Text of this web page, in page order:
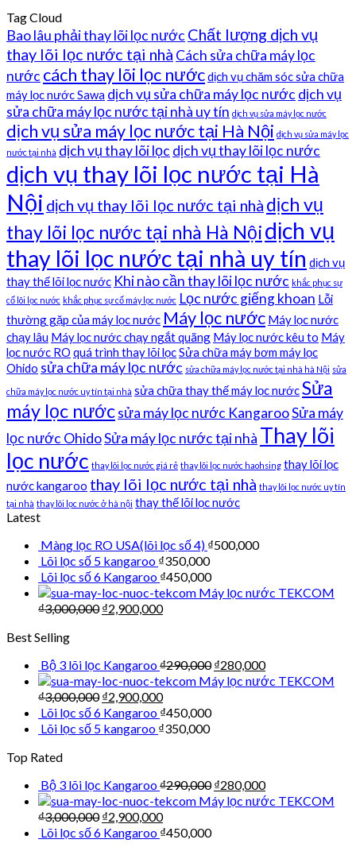
Tag Cloud
Bao lâu phải thay lõi lọc nước Chất lượng dịch vụ
thay lõi lọc nước tại nhà Cách sửa chữa máy lọc
nước cách thay lõi lọc nướcdịch vụ chăm sóc sửa chữa
máy lọc nước Sawa dịch vụ sửa chữa máy lọc nước dịch vụ
sửa chữa máy lọc nước tại nhà uy tín dịch vụ sửa máy lọc nước
dịch vụ sửa máy lọc nước tại Hà Nội dịch vụ sửa máy lọc
nước tại nhà dịch vụ thay lõi lọc dịch vụ thay lõi lọc nước
dịch vụ thay lõi lọc nước tại Hà
Nội dịch vụ thay lõi lọc nước tại nhà dịch vụ
thay lõi lọc nước tại nhà Hà Nộidịch vụ
thay lõi lọc nước tại nhà uy tín dịch vụ
thay thế lõi lọc nước Khi nào cần thay lõi lọc nước khắc phục sự
cố lõi lọc nước khắc phục sự cố máy lọc nước Lọc nước giếng khoan Lỗi
thường gặp của máy lọc nước Máy lọc nước Máy lọc nước
chạy lâu Máy lọc nước chạy ngắt quãng Máy lọc nước kêu to Máy
lọc nước RO quá trình thay lõi lọcSửa chữa máy bơm máy lọc
Ohido sửa chữa máy lọc nước sửa chữa máy lọc nước tại nhà hà Nội sửa
chữa máy lọc nước uy tín tại nhà sửa chữa thay thế máy lọc nướcSửa
máy lọc nướcsửa máy lọc nước KangarooSửa máy
lọc nước OhidoSửa máy lọc nước tại nhà Thay lõi
lọc nước thay lõi lọc nước giá rẻ thay lõi lọc nước haohsing thay lõi lọc
nước kangaroo thay lõi lọc nước tại nhà thay lõi lọc nước uy tín
tại nhà thay lõi lọc nước ở hà nội thay thế lõi lọc nước
Latest
Màng lọc RO USA(lõi lọc số 4) ₫500,000
Lõi lọc số 5 kangaroo ₫350,000
Lõi lọc số 6 Kangaroo ₫450,000
Máy lọc nước TEKCOM
₫3,000,000 ₫2,900,000
Best Selling
Bộ 3 lõi lọc Kangaroo₫290,000 ₫280,000
Máy lọc nước TEKCOM
₫3,000,000 ₫2,900,000
Lõi lọc số 6 Kangaroo ₫450,000
Lõi lọc số 5 kangaroo ₫350,000
Top Rated
Bộ 3 lõi lọc Kangaroo₫290,000 ₫280,000
Máy lọc nước TEKCOM
₫3,000,000 ₫2,900,000
Lõi lọc số 6 Kangaroo ₫450,000